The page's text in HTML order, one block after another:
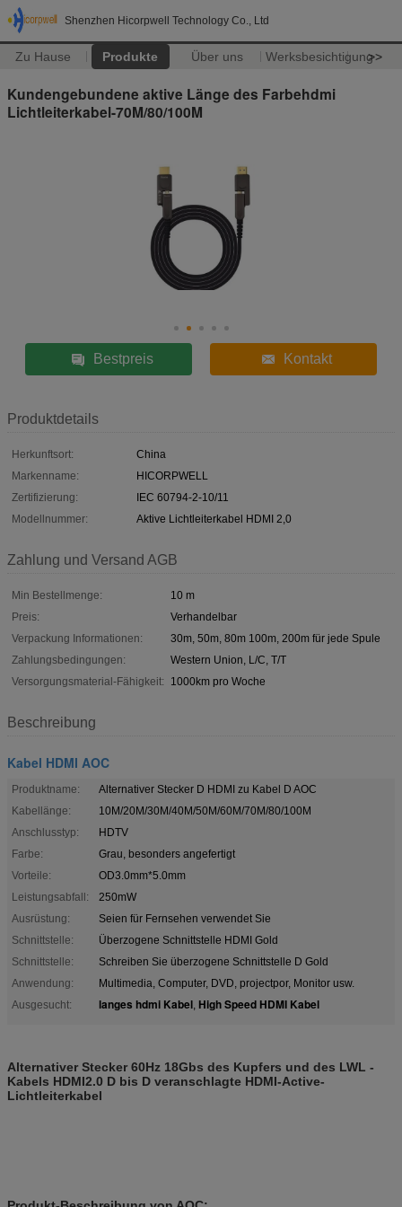
Shenzhen Hicorpwell Technology Co., Ltd
Zu Hause Produkte Über uns Werksbesichtigung>>
Kundengebundene aktive Länge des Farbehdmi
Lichtleiterkabel-70M/80/100M
Bestpreis Kontakt
Produktdetails
Herkunftsort:
China
Markenname:
HICORPWELL
Zertifizierung:
IEC 60794-2-10/11
Modellnummer:
Aktive Lichtleiterkabel HDMI 2,0
Zahlung und Versand AGB
Min Bestellmenge:
10 m
Preis:
Verhandelbar
Verpackung Informationen:
30m, 50m, 80m 100m, 200m für jede Spule
Zahlungsbedingungen:
Western Union, L/C, T/T
Versorgungsmaterial-Fähigkeit:
1000km pro Woche
Beschreibung
Kabel HDMI AOC
Produktname:
Alternativer Stecker D HDMI zu Kabel D AOC
Kabellänge:
10M/20M/30M/40M/50M/60M/70M/80/100M
Anschlusstyp:
HDTV
Farbe:
Grau, besonders angefertigt
Vorteile:
OD3.0mm*5.0mm
Leistungsabfall:
250mW
Ausrüstung:
Seien für Fernsehen verwendet Sie
Schnittstelle:
Überzogene Schnittstelle HDMI Gold
Schnittstelle:
Schreiben Sie überzogene Schnittstelle D Gold
Anwendung:
Multimedia, Computer, DVD, projectpor, Monitor usw.
Ausgesucht:
langes hdmi Kabel, High Speed HDMI Kabel
Alternativer Stecker 60Hz 18Gbs des Kupfers und des LWL -
Kabels HDMI2.0 D bis D veranschlagte HDMI-Active-
Lichtleiterkabel